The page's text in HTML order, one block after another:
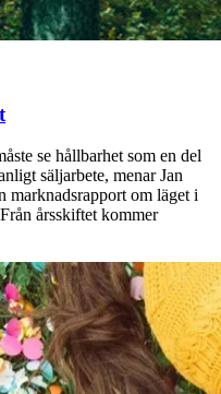
se hållbarhet som en del
säljarbete, menar Jan
marknadsrapport om läget i
årsskiftet kommer